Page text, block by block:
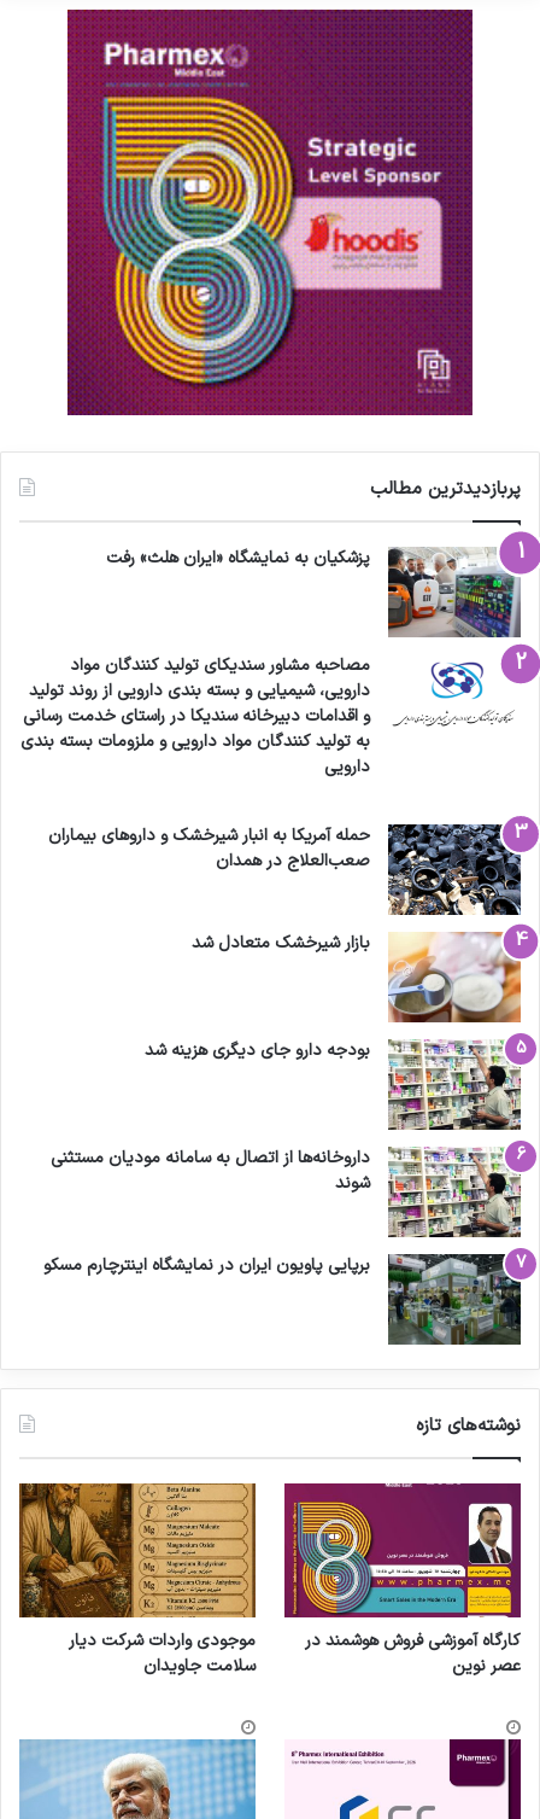
پربازدیدترین مطالب
پزشکیان به نمایشگاه «ایران هلث» رفت
مصاحبه مشاور سندیکای تولید کنندگان مواد
دارویی، شیمیایی و بسته بندی دارویی از روند تولید
و اقدامات دبیرخانه سندیکا در راستای خدمت رسانی
به تولید کنندگان مواد دارویی و ملزومات بسته بندی
دارویی
حمله آمریکا به انبار شیرخشک و داروهای بیماران
صعب‌العلاج در همدان
بازار شیرخشک متعادل شد
بودجه دارو جای دیگری هزینه شد
داروخانه‌ها از اتصال به سامانه مودیان مستثنی
شوند
برپایی پاویون ایران در نمایشگاه اینترچارم مسکو
نوشته‌های تازه
کارگاه آموزشی فروش هوشمند در
عصر نوین
موجودی واردات شرکت دیار
سلامت جاویدان